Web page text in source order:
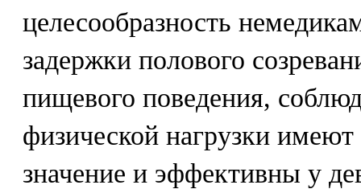
целесообразность
задержки полового
пищевого поведения,
физической нагрузки имеют
значение и эффективны у